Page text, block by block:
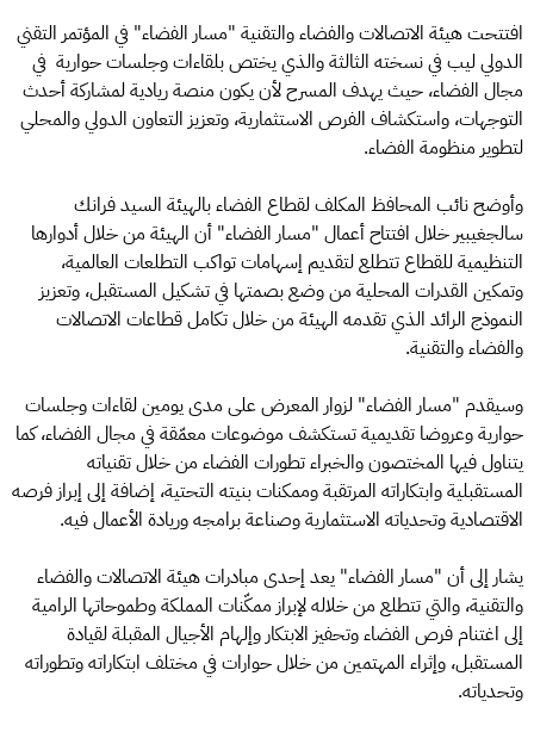
افتتحت هيئة الاتصالات والفضاء والتقنية "مسار الفضاء" في المؤتمر التقني
الدولي ليب في نسخته الثالثة والذي يختص بلقاءات وجلسات حوارية في
مجال الفضاء، حيث يهدف المسرح لأن يكون منصة ريادية لمشاركة أحدث
التوجهات، واستكشاف الفرص الاستثمارية، وتعزيز التعاون الدولي والمحلي
لتطوير منظومة الفضاء.
وأوضح نائب المحافظ المكلف لقطاع الفضاء بالهيئة السيد فرانك
سالجغيبير خلال افتتاح أعمال "مسار الفضاء" أن الهيئة من خلال أدوارها
التنظيمية للقطاع تتطلع لتقديم إسهامات تواكب التطلعات العالمية،
وتمكين القدرات المحلية من وضع بصمتها في تشكيل المستقبل، وتعزيز
النموذج الرائد الذي تقدمه الهيئة من خلال تكامل قطاعات الاتصالات
والفضاء والتقنية.
وسيقدم "مسار الفضاء" لزوار المعرض على مدى يومين لقاءات وجلسات
حوارية وعروضا تقديمية تستكشف موضوعات معمّقة في مجال الفضاء، كما
يتناول فيها المختصون والخبراء تطورات الفضاء من خلال تقنياته
المستقبلية وابتكاراته المرتقبة وممكنات بنيته التحتية، إضافة إلى إبراز فرصه
الاقتصادية وتحدياته الاستثمارية وصناعة برامجه وريادة الأعمال فيه.
يشار إلى أن "مسار الفضاء" يعد إحدى مبادرات هيئة الاتصالات والفضاء
والتقنية، والتي تتطلع من خلاله لإبراز ممكّنات المملكة وطموحاتها الرامية
إلى اغتنام فرص الفضاء وتحفيز الابتكار وإلهام الأجيال المقبلة لقيادة
المستقبل، وإثراء المهتمين من خلال حوارات في مختلف ابتكاراته وتطوراته
وتحدياته.